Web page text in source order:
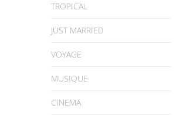
TROPICAL
JUST MARRIED
VOYAGE
MUSIQUE
CINEMA